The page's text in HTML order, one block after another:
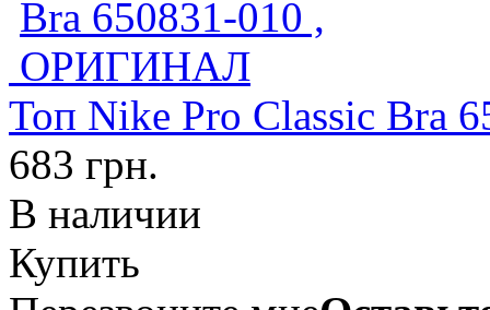
Топ Nike Pro Classic
683 грн.
В наличии
Купить